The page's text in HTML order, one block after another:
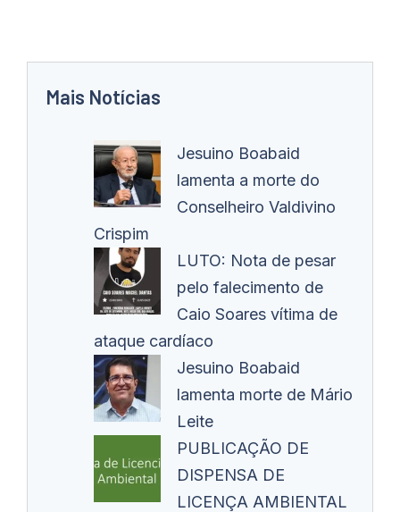
Mais Notícias
Jesuino Boabaid
lamenta a morte do
Conselheiro Valdivino
Crispim
LUTO: Nota de pesar
pelo falecimento de
Caio Soares vítima de
ataque cardíaco
Jesuino Boabaid
lamenta morte de Mário
Leite
PUBLICAÇÃO DE
DISPENSA DE
LICENÇA AMBIENTAL